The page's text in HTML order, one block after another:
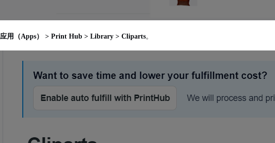
应用（Apps） > Print Hub > Library > Cliparts。